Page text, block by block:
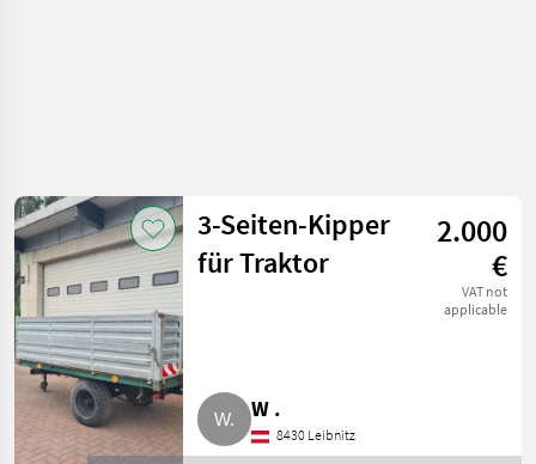
3-Seiten-Kipper
für Traktor
2.000
€
VAT not
applicable
W .
8430 Leibnitz